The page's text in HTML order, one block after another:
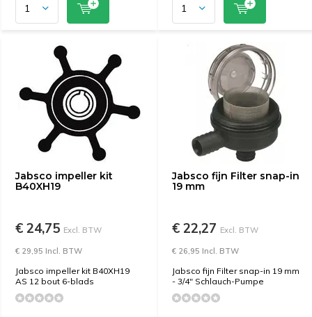
Jabsco impeller kit
B40XH19
€ 24,75 Excl. BTW
€ 29,95 Incl. BTW
Jabsco impeller kit B40XH19
AS 12 bout 6-blads
Jabsco fijn Filter snap-in
19 mm
€ 22,27 Excl. BTW
€ 26,95 Incl. BTW
Jabsco fijn Filter snap-in 19 mm
- 3/4" Schlauch-Pumpe